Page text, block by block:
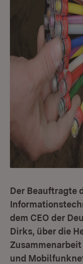
Der Beauftragte
dem CEO der
Dirks, über die
und